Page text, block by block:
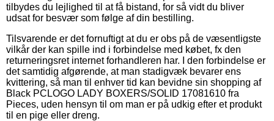
tilbydes du lejlighed til at få bistand, for så vidt du bliver
udsat for besvær som følge af din bestilling.
Tilsvarende er det fornuftigt at du er obs på de væsentligste
vilkår der kan spille ind i forbindelse med købet, fx den
returneringsret internet forhandleren har. I den forbindelse er
det samtidig afgørende, at man stadigvæk bevarer ens
kvittering, så man til enhver tid kan bevidne sin shopping af
Black PCLOGO LADY BOXERS/SOLID 17081610 fra
Pieces, uden hensyn til om man er på udkig efter et produkt
til en pige eller dreng.